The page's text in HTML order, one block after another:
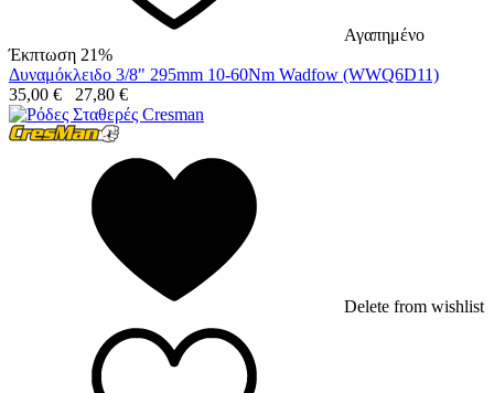
Αγαπημένο
Έκπτωση 21%
Δυναμόκλειδο 3/8" 295mm 10-60Nm Wadfow (WWQ6D11)
35,00 € 27,80 €
Delete from wishlist